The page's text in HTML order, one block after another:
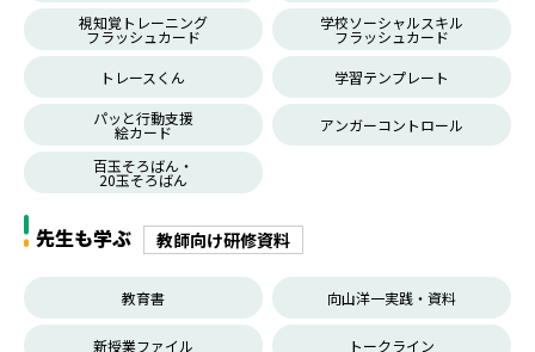
視知覚トレーニング
フラッシュカード
学校ソーシャルスキル
フラッシュカード
トレースくん
学習テンプレート
パッと行動支援
絵カード
アンガーコントロール
百玉そろばん・
20玉そろばん
先生も学ぶ 教師向け研修資料
教育書 向山洋一実践・資料
新授業ファイル トークライン